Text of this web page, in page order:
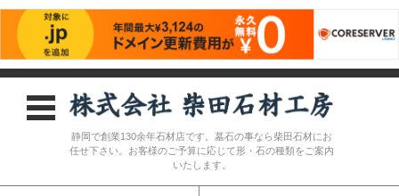
静岡で創業130余年石材店です。墓石の事なら柴田石材にお
任せ下さい。お客様のご予算に応じて形・石の種類をご案内
いたします。